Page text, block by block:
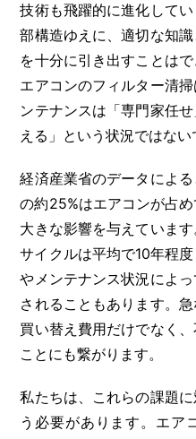
技術も飛躍的に進化して
部構造ゆえに、適切な知
を十分に引き出すことは
エアコンのフィルター清
ンテナンスは「専門家任
える」という状況ではない
経済産業省のデータによ
の約25%はエアコンが占
大きな影響を与えていま
サイクルは平均で10年程
やメンテナンス状況によ
されることもあります。
買い替え費用だけでなく
ことにも繋がります。
私たちは、これらの課題
う必要があります。エア